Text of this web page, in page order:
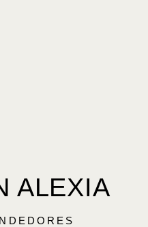
ALEXIA